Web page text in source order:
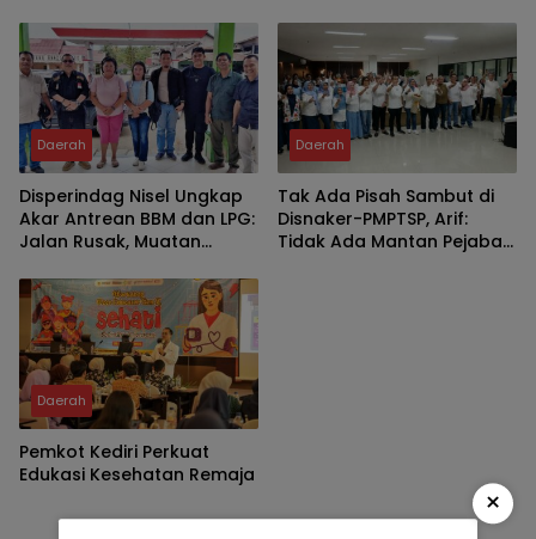
Daerah
Disperindag Nisel Ungkap
Akar Antrean BBM dan LPG:
Jalan Rusak, Muatan
Terganggu
Daerah
Tak Ada Pisah Sambut di
Disnaker-PMPTSP, Arif:
Tidak Ada Mantan Pejabat,
Daerah
Pemkot Kediri Perkuat
Edukasi Kesehatan Remaja
×